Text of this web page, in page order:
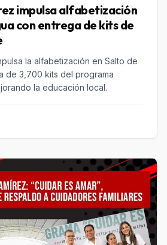
impulsa alfabetización
con entrega de kits de
la alfabetización en Salto de
de 3,700 kits del programa
la educación local.